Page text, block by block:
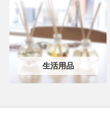
生活用品